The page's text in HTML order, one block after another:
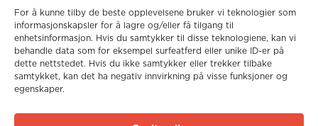
For å kunne tilby de beste opplevelsene bruker vi teknologier som
informasjonskapsler for å lagre og/eller få tilgang til
enhetsinformasjon. Hvis du samtykker til disse teknologiene, kan vi
behandle data som for eksempel surfeatferd eller unike ID-er på
dette nettstedet. Hvis du ikke samtykker eller trekker tilbake
samtykket, kan det ha negativ innvirkning på visse funksjoner og
egenskaper.
Opphavsrett © H&MV Engineering. Alle